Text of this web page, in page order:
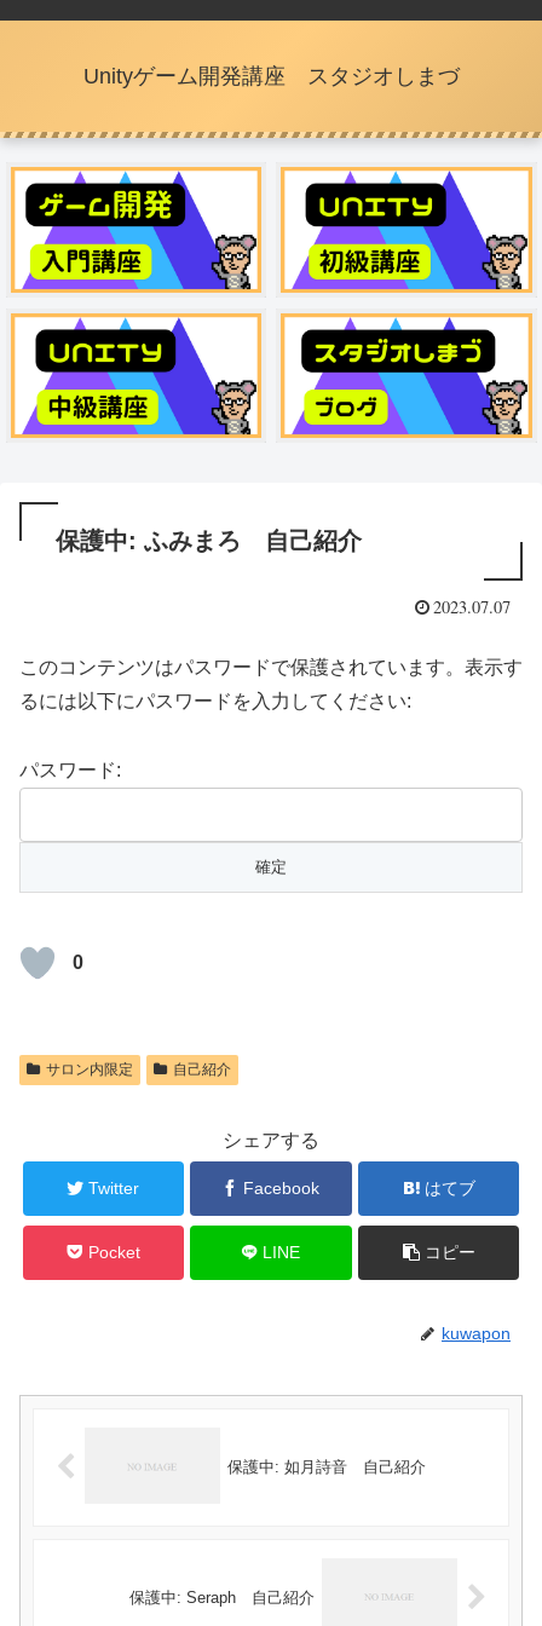
Unityゲーム開発講座 スタジオしまづ
保護中: ふみまろ 自己紹介
2023.07.07
このコンテンツはパスワードで保護されています。表示す
るには以下にパスワードを入力してください:
パスワード:
0
サロン内限定 自己紹介
シェアする
Twitter Facebook はてブ
Pocket LINE コピー
kuwapon
保護中: 如月詩音 自己紹介
保護中: Seraph 自己紹介